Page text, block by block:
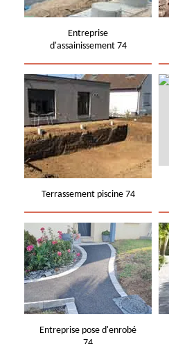
Entreprise
d'assainissement 74
Terrassement piscine 74
Entreprise pose d'enrobé